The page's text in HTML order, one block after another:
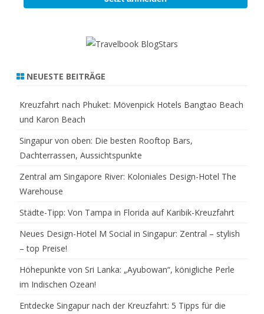
NEUESTE BEITRÄGE
Kreuzfahrt nach Phuket: Mövenpick Hotels Bangtao Beach
und Karon Beach
Singapur von oben: Die besten Rooftop Bars,
Dachterrassen, Aussichtspunkte
Zentral am Singapore River: Koloniales Design-Hotel The
Warehouse
Städte-Tipp: Von Tampa in Florida auf Karibik-Kreuzfahrt
Neues Design-Hotel M Social in Singapur: Zentral – stylish
– top Preise!
Höhepunkte von Sri Lanka: „Ayubowan“, königliche Perle
im Indischen Ozean!
Entdecke Singapur nach der Kreuzfahrt: 5 Tipps für die